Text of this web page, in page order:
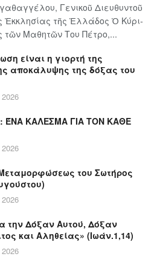
Γενικοῦ Διευθυντοῦ
Ἐκκλησίας τῆς Ἑλλάδος Ὁ Κύ­ρι­
τῶν Μα­θη­τῶν Του Πέ­τρο,...
είναι η γιορτή της
αποκάλυψης της δόξας του
ΈΝΑ ΚΑΛΕΣΜΑ ΓΙΑ ΤΟΝ ΚΑΘΕ
του Σωτήρος
την Δόξαν Αυτού, Δόξαν
και Αληθείας» (Ιωάν.1,14)